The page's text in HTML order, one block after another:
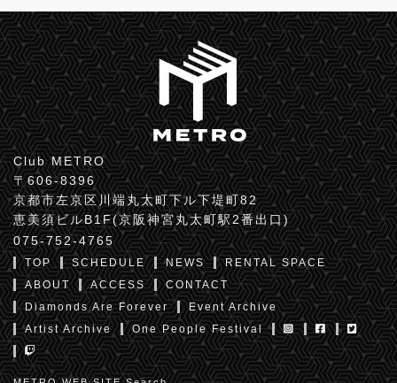
Club METRO
〒606-8396
京都市左京区川端丸太町下ル下堤町82
恵美須ビルB1F(京阪神宮丸太町駅2番出口)
075-752-4765
TOP SCHEDULE NEWS
RENTAL SPACE
ABOUT
ACCESS
CONTACT
Diamonds Are Forever
Event Archive
Artist Archive
One People Festival